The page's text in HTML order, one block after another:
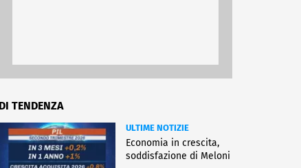
DI TENDENZA
ULTIME NOTIZIE
Economia in crescita,
soddisfazione di Meloni